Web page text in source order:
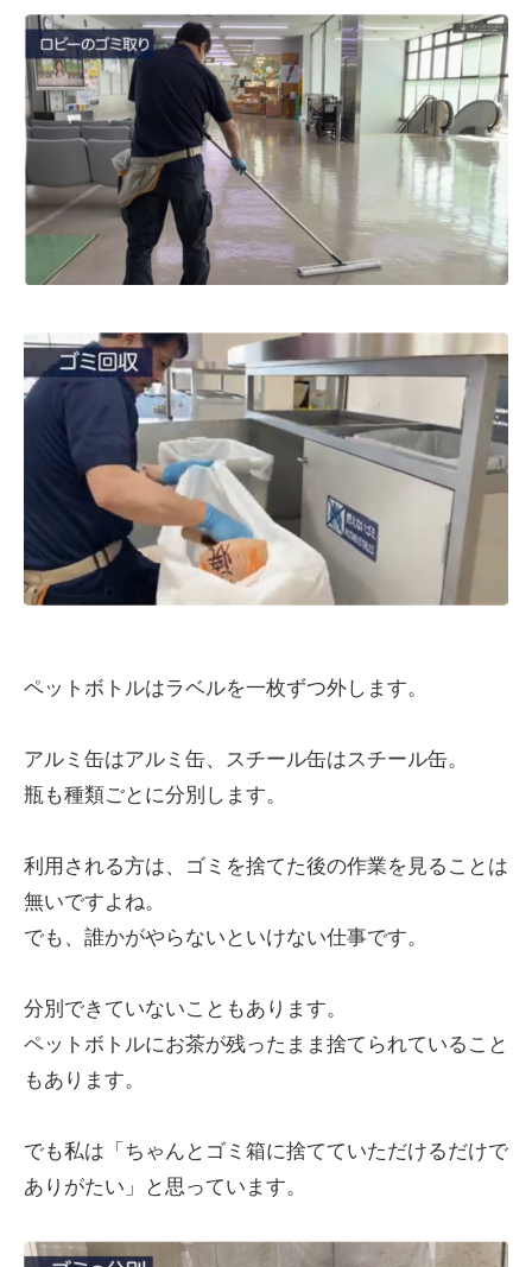
ペットボトルはラベルを一枚ずつ外します。
アルミ缶はアルミ缶、スチール缶はスチール缶。
瓶も種類ごとに分別します。
利用される方は、ゴミを捨てた後の作業を見ることは
無いですよね。
でも、誰かがやらないといけない仕事です。
分別できていないこともあります。
ペットボトルにお茶が残ったまま捨てられていること
もあります。
でも私は「ちゃんとゴミ箱に捨てていただけるだけで
ありがたい」と思っています。